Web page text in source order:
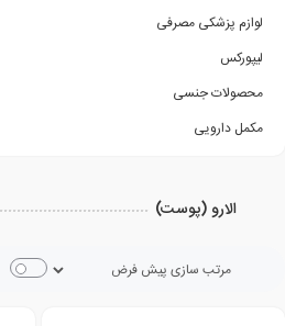
لوازم پزشکی مصرفی
لیپورکس
محصولات جنسی
مکمل دارویی
الارو (پوست)